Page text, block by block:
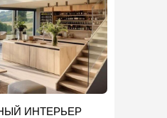
ИНТЕРЬЕР